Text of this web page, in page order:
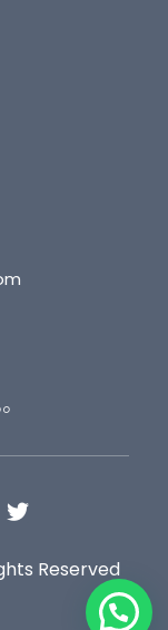
Reserved